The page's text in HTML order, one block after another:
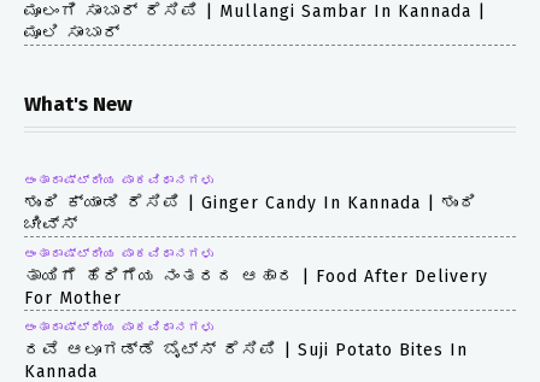
ಮೂಲಂಗಿ ಸಾಂಬಾರ್ ರೆಸಿಪಿ | Mullangi Sambar In Kannada |
ಮೂಲಿ ಸಾಂಬಾರ್
What's New
ಅಂತಾರಾಷ್ಟ್ರೀಯ ಪಾಕವಿಧಾನಗಳು
ಶುಂಠಿ ಕ್ಯಾಂಡಿ ರೆಸಿಪಿ | Ginger Candy In Kannada | ಶುಂಠಿ
ಚೀವ್ಸ್
ಅಂತಾರಾಷ್ಟ್ರೀಯ ಪಾಕವಿಧಾನಗಳು
ತಾಯಿಗೆ ಹೆರಿಗೆಯ ನಂತರದ ಆಹಾರ | Food After Delivery
For Mother
ಅಂತಾರಾಷ್ಟ್ರೀಯ ಪಾಕವಿಧಾನಗಳು
ರವೆ ಆಲೂಗಡ್ಡೆ ಬೈಟ್ಸ್ ರೆಸಿಪಿ | Suji Potato Bites In
Kannada